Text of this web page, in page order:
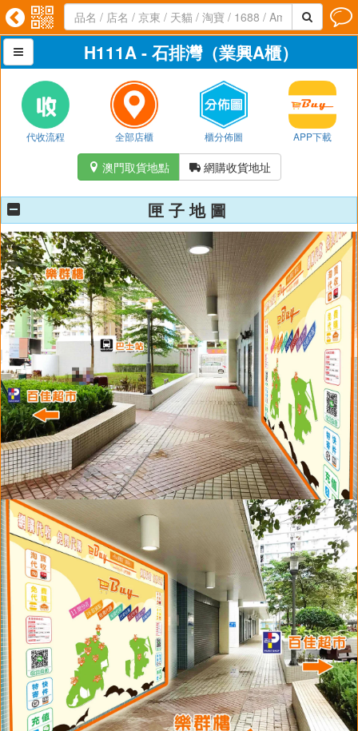
   
 H111A - 石排灣（業興A櫃）
代收流程 全部店櫃 櫃分佈圖 APP下載
 澳門取貨地點 網購收貨地址
匣 子 地 圖